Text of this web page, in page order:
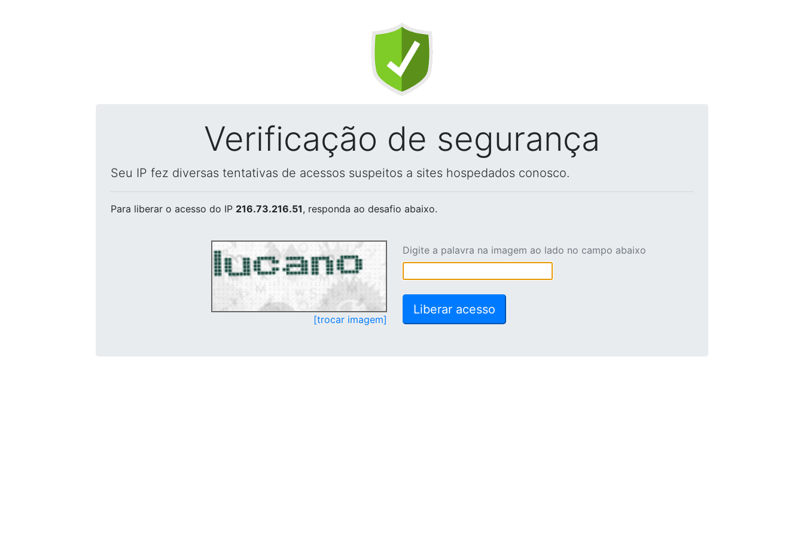
Verificação de segurança
Seu IP fez diversas tentativas de acessos suspeitos a sites hospedados conosco.
Para liberar o acesso do IP 216.73.216.51, responda ao desafio abaixo.
[trocar imagem]
Digite a palavra na imagem ao lado no campo abaixo